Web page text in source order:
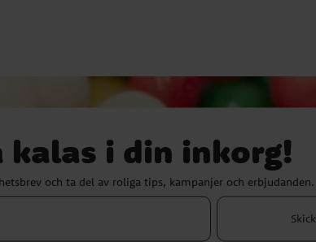
kalas i din inkorg!
och ta del av roliga tips, kampanjer och erbjudanden.